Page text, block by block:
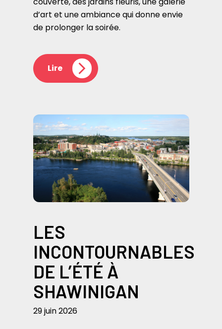
d’art et une ambiance qui donne envie
de prolonger la soirée.
Lire
LES
INCONTOURNABLES
DE L’ÉTÉ À
SHAWINIGAN
29 juin 2026